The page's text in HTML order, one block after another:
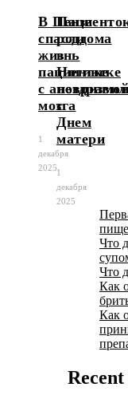
В Пензе
спасли
жизнь
пациентке
с аневризмой
мозга
1
декабря
2025
роддома
в
Ногинске
с
Днем
матери
1
декабря
2025
Что
Что
Как
Как